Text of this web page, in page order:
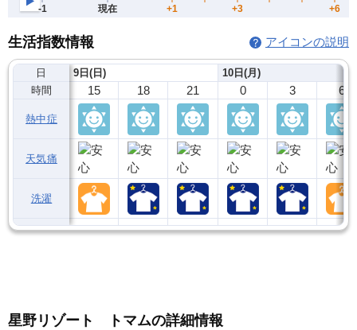
生活指数情報 アイコンの説明
日
時間
熱中症
天気痛
洗濯
9日(日)
15 18 21
10日(月)
0 3 6
星野リゾート トマムの詳細情報